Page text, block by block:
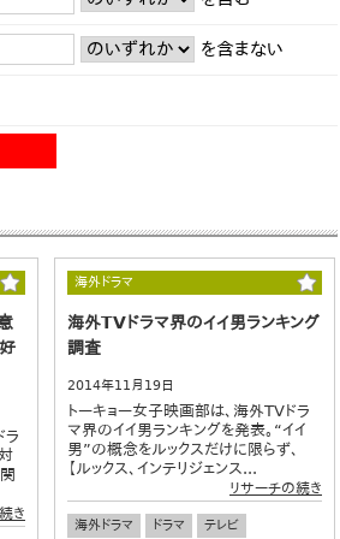
を含まない
ラ
き
海外ドラマ
海外TVドラマ界のイイ男ランキング
調査
2014年11月19日
トーキョー女子映画部は、海外TVドラ
マ界のイイ男ランキングを発表。“イイ
男”の概念をルックスだけに限らず、
【ルックス、インテリジェンス...
リサーチの続き
海外ドラマ ドラマ
テレビ